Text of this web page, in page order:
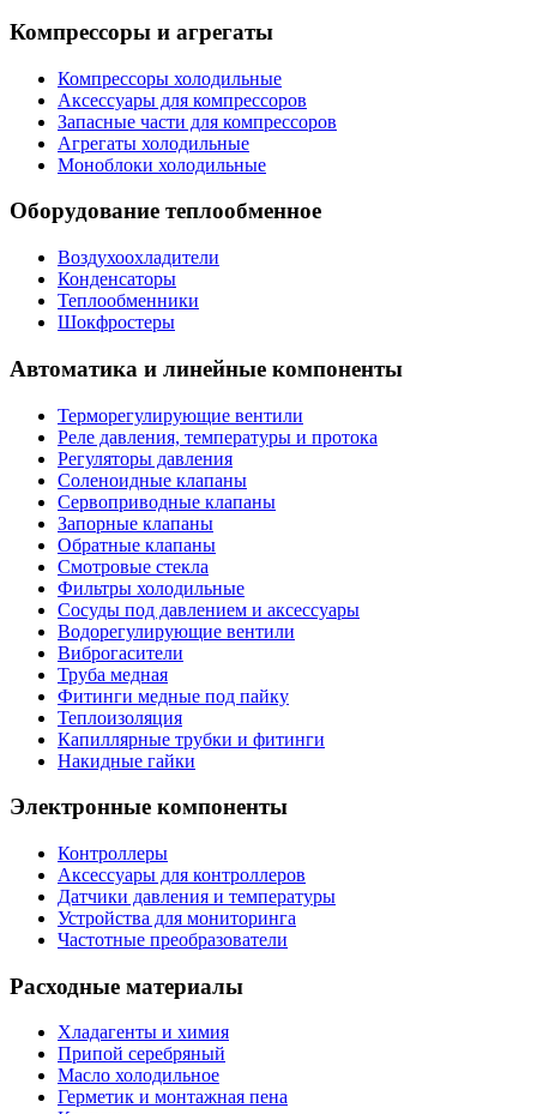
Компрессоры и агрегаты
Компрессоры холодильные
Аксессуары для компрессоров
Запасные части для компрессоров
Агрегаты холодильные
Моноблоки холодильные
Оборудование теплообменное
Воздухоохладители
Конденсаторы
Теплообменники
Шокфростеры
Автоматика и линейные компоненты
Терморегулирующие вентили
Реле давления, температуры и протока
Регуляторы давления
Соленоидные клапаны
Сервоприводные клапаны
Запорные клапаны
Обратные клапаны
Смотровые стекла
Фильтры холодильные
Сосуды под давлением и аксессуары
Водорегулирующие вентили
Виброгасители
Труба медная
Фитинги медные под пайку
Теплоизоляция
Капиллярные трубки и фитинги
Накидные гайки
Электронные компоненты
Контроллеры
Аксессуары для контроллеров
Датчики давления и температуры
Устройства для мониторинга
Частотные преобразователи
Расходные материалы
Хладагенты и химия
Припой серебряный
Масло холодильное
Герметик и монтажная пена